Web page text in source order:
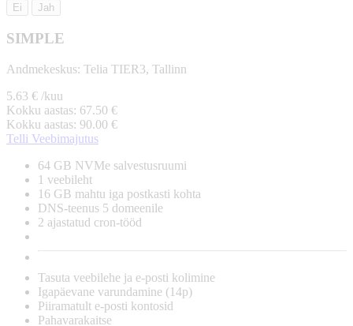
Ei Jah
SIMPLE
Andmekeskus: Telia TIER3, Tallinn
5.63 € /kuu
Kokku aastas: 67.50 €
Kokku aastas: 90.00 €
Telli Veebimajutus
64 GB NVMe salvestusruumi
1 veebileht
16 GB mahtu iga postkasti kohta
DNS-teenus 5 domeenile
2 ajastatud cron-tööd
Tasuta veebilehe ja e-posti kolimine
Igapäevane varundamine (14p)
Piiramatult e-posti kontosid
Pahavarakaitse